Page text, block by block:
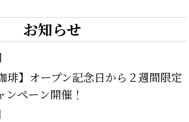
お知らせ
琲】オープン記念日から２週間限定
ペーン開催！